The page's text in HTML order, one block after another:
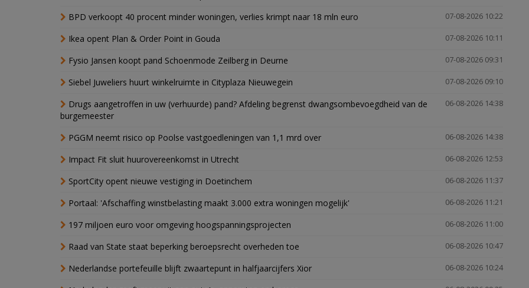
07-08-2026 10:22
BPD verkoopt 40 procent minder woningen, verlies krimpt naar 18 mln euro
07-08-2026 10:11
Ikea opent Plan & Order Point in Gouda
07-08-2026 09:31
Fysio Jansen koopt pand Schoenmode Zeilberg in Deurne
07-08-2026 09:10
Siebel Juweliers huurt winkelruimte in Cityplaza Nieuwegein
06-08-2026 14:38
Drugs aangetroffen in uw (verhuurde) pand? Afdeling begrenst dwangsombevoegdheid van de
burgemeester
06-08-2026 14:38
PGGM neemt risico op Poolse vastgoedleningen van 1,1 mrd over
06-08-2026 12:53
Impact Fit sluit huurovereenkomst in Utrecht
06-08-2026 11:37
SportCity opent nieuwe vestiging in Doetinchem
06-08-2026 11:21
Portaal: 'Afschaffing winstbelasting maakt 3.000 extra woningen mogelijk'
06-08-2026 11:00
197 miljoen euro voor omgeving hoogspanningsprojecten
06-08-2026 10:47
Raad van State staat beperking beroepsrecht overheden toe
06-08-2026 10:24
Nederlandse portefeuille blijft zwaartepunt in halfjaarcijfers Xior